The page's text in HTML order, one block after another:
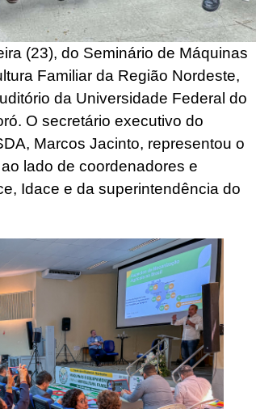
(23), do Seminário de Máquinas
Familiar da Região Nordeste,
da Universidade Federal do
O secretário executivo do
Marcos Jacinto, representou o
lado de coordenadores e
Idace e da superintendência do